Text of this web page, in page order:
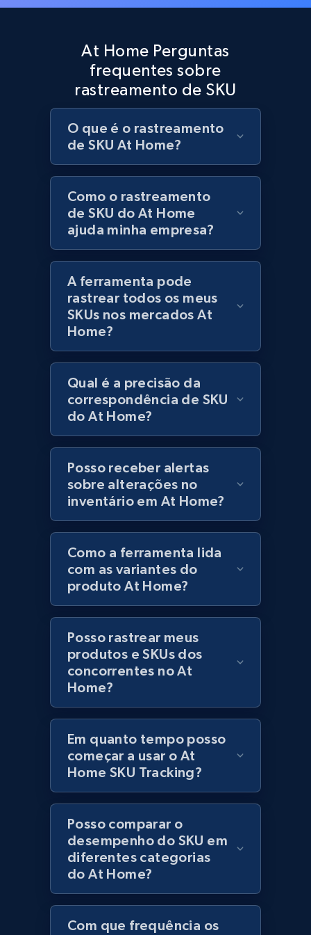
Best Buy products
Currency, Discount, Initial price, and more.
1.1K+ 149+ Comece agora
URL, Product id, Title, Images, Final price,
Currency, Discount, Initial price, and more.
1.1K+ 149+ Comece agora
Lazada - Products
URL, Title, Rating, Reviews, Initial price, Final
price, Currency, Stock, and more.
991+ 165+ Comece agora
keyword
URL, Title, Rating, Reviews, Initial price, Final
991+ 165+ Comece agora
Lazada - Products - Discover products by
category URL or brand URL
URL, Title, Rating, Reviews, Initial price, Final
price, Currency, Stock, and more.
991+ 165+ Comece agora
Lazada - Products - Discover products by
seller URL
URL, Title, Rating, Reviews, Initial price, Final
price, Currency, Stock, and more.
991+ 165+
At Home Perguntas
frequentes sobre
rastreamento de SKU
O que é o rastreamento
de SKU At Home?
Como o rastreamento
de SKU do At Home
ajuda minha empresa?
A ferramenta pode
rastrear todos os meus
SKUs nos mercados At
Home?
Qual é a precisão da
correspondência de SKU
do At Home?
Posso receber alertas
sobre alterações no
inventário em At Home?
Como a ferramenta lida
com as variantes do
produto At Home?
Posso rastrear meus
produtos e SKUs dos
concorrentes no At
Home?
Em quanto tempo posso
começar a usar o At
Home SKU Tracking?
Posso comparar o
desempenho do SKU em
diferentes categorias
do At Home?
Com que frequência os